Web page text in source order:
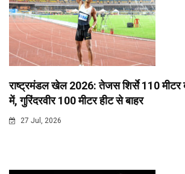
राष्ट्रमंडल खेल 2026: तेजस शिर्से 110 मीटर
में, गुरिंदरवीर 100 मीटर हीट से बाहर
27 Jul, 2026